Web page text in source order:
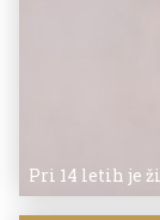
Pri 14 letih je